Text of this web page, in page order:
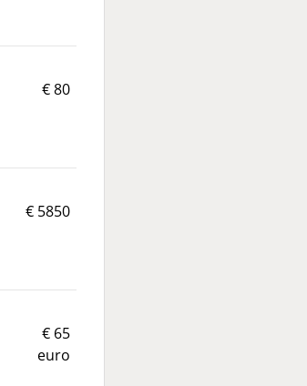
€ 80
€ 5850
€ 65
euro